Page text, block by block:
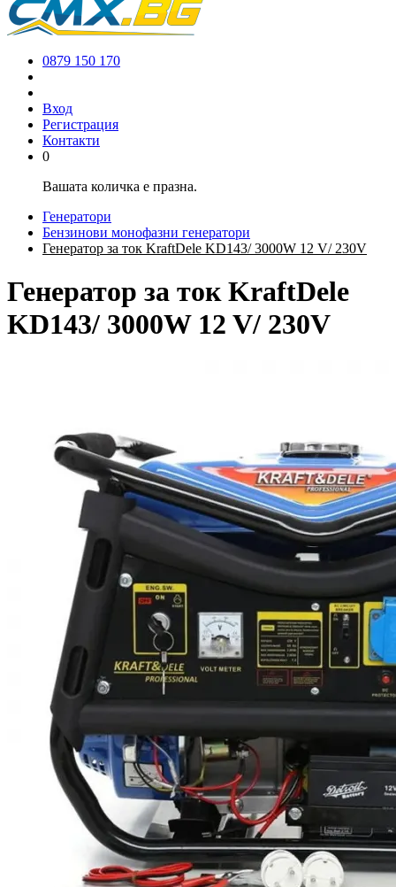
0879 150 170
Вход
Регистрация
Контакти
0
Вашата количка е празна.
Генератори
Бензинови монофазни генератори
Генератор за ток KraftDele KD143/ 3000W 12 V/ 230V
Генератор за ток KraftDele
KD143/ 3000W 12 V/ 230V